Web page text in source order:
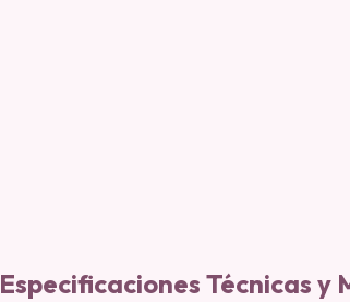
Especificaciones Técnicas y